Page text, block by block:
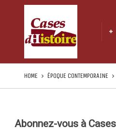
HOME ÉPOQUE CONTEMPORAINE
Abonnez-vous à